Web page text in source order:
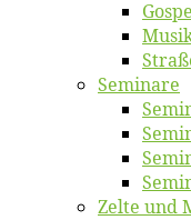
Se­mi­na­re
Zel­te und